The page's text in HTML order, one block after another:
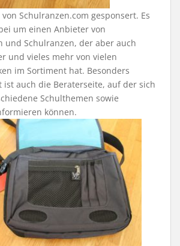
Schulranzen.com gesponsert. Es
um einen Anbieter von
und Schulranzen, der aber auch
und vieles mehr von vielen
im Sortiment hat. Besonders
auch die Beraterseite, auf der sich
Schulthemen sowie
können.